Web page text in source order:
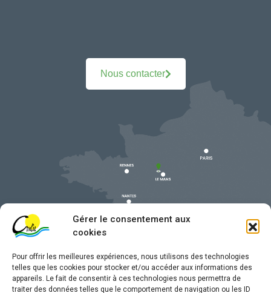
Gérer le consentement aux
cookies
Pour offrir les meilleures expériences, nous utilisons des technologies
telles que les cookies pour stocker et/ou accéder aux informations des
appareils. Le fait de consentir à ces technologies nous permettra de
traiter des données telles que le comportement de navigation ou les ID
Nous contacter